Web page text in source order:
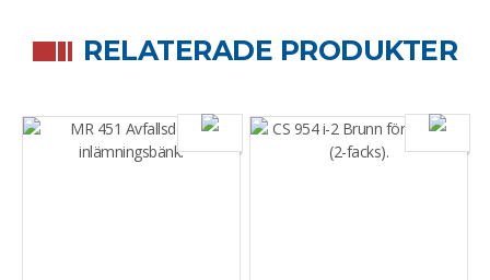
RELATERADE PRODUKTER